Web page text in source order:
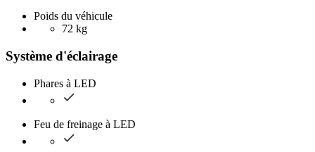
Poids du véhicule
72 kg
Système d'éclairage
Phares à LED
Feu de freinage à LED